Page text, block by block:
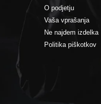
O podjetju
Vaša vprašanja
Ne najdem izdelka
Politika piškotkov